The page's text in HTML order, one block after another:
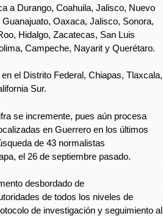
a Durango, Coahuila, Jalisco, Nuevo
Oaxaca, Jalisco, Sonora,
Hidalgo, Zacatecas, San Luis
Campeche, Nayarit y Querétaro.
el Distrito Federal, Chiapas, Tlaxcala,
Sur.
se incremente, pues aún procesa
en Guerrero en los últimos
de 43 normalistas
el 26 de septiembre pasado.
desbordado de
de todos los niveles de
de investigación y seguimiento al